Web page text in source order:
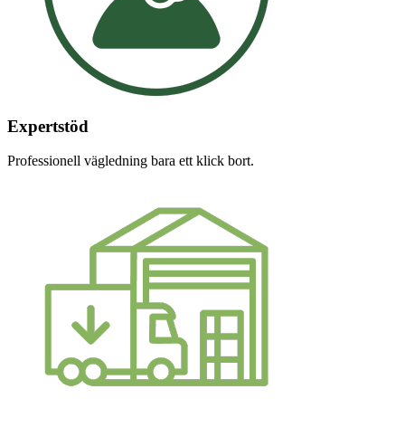
Expertstöd
Professionell vägledning bara ett klick bort.